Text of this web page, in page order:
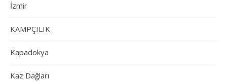
İzmir
KAMPÇILIK
Kapadokya
Kaz Dağları